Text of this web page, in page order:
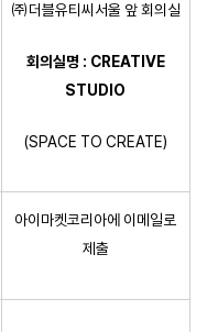
㈜더블유티씨서울 앞 회의실
회의실명 : CREATIVE
STUDIO
(SPACE TO CREATE)
아이마켓코리아에 이메일로
제출